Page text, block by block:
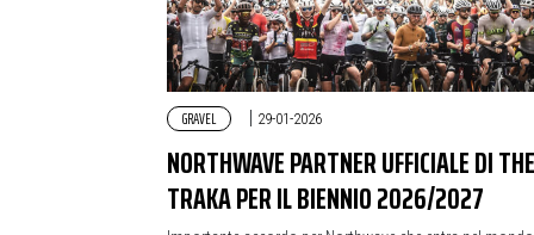
GRAVEL | 29-01-2026
NORTHWAVE PARTNER UFFICIALE DI THE
TRAKA PER IL BIENNIO 2026/2027